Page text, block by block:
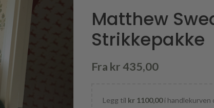
Matthew
Strikkepakke
Fra kr435,00
Legg til kr1100,00i handlekurven